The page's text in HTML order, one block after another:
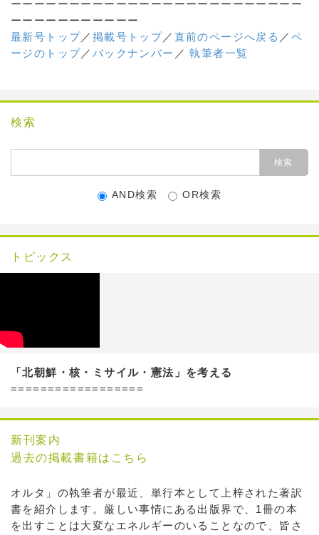
ーーーーーーーーーーーーーーーーーーーーーーーーー
ーーーーーーーーーーー
最新号トップ／ 掲載号トップ／ 直前のページへ戻る ／ ペ
ージのトップ／ バックナンバー ／執筆者一覧
検索
AND検索 OR検索
トピックス
「北朝鮮・核・ミサイル・憲法」を考える
==================
新刊案内
過去の掲載書籍はこちら
オルタ」の執筆者が最近、単行本として上梓された著訳
書を紹介します。厳しい事情にある出版界で、1冊の本
を出すことは大変なエネルギーのいることなので、皆さ